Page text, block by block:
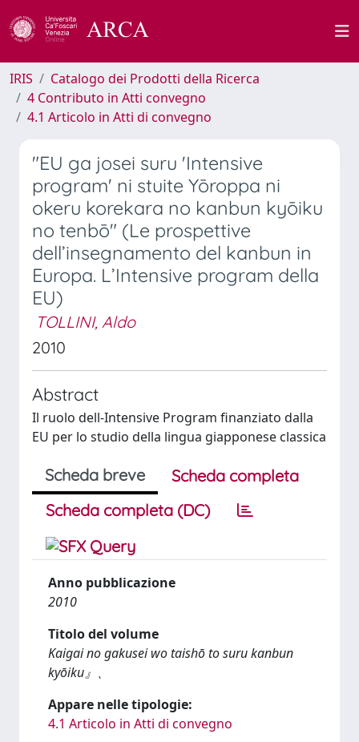
IRIS
Catalogo dei Prodotti della Ricerca
4 Contributo in Atti convegno
4.1 Articolo in Atti di convegno
"EU ga josei suru 'Intensive
program' ni stuite Yōroppa ni
okeru korekara no kanbun kyōiku
no tenbō" (Le prospettive
dell’insegnamento del kanbun in
Europa. L’Intensive program della
EU)
TOLLINI, Aldo
2010
Abstract
Il ruolo dell-Intensive Program finanziato dalla
EU per lo studio della lingua giapponese classica
Scheda breve
Scheda completa
Scheda completa (DC)
Anno pubblicazione
2010
Titolo del volume
Kaigai no gakusei wo taishō to suru kanbun
kyōiku』、
Appare nelle tipologie:
4.1 Articolo in Atti di convegno